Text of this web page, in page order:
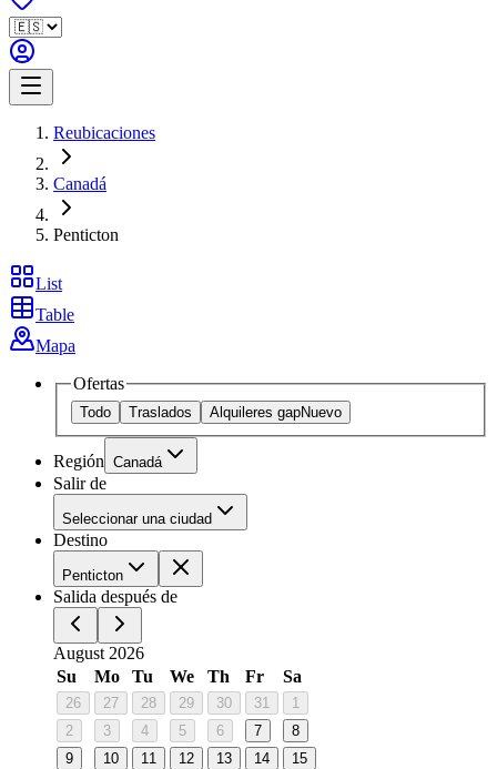
Reubicaciones
Canadá
Penticton
List
Table
Mapa
Ofertas
Todo Traslados Alquileres gapNuevo
Región Canadá
Salir de
Seleccionar una ciudad
Destino
Penticton
Salida después de
August 2026
Su
Mo Tu We Th Fr Sa
26 27 28 29 30 31
1
2
3 4 5 6 7
8
9
10 11 12 13 14
15